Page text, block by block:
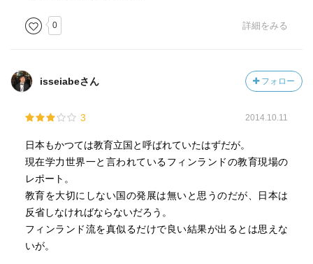
ドと日本の違いは『ちょっとした違いの積み重ね』」なの
かな、と。少なくとも「フィンランドに一度視察に行った
いう印象を受けた。
0 詳細をみる
isseiabeさん フォロー
3 2014.10.11
日本もかつては教育立国と呼ばれていたはずだが。
現在学力世界一と言われているフィンランドの教育現場の
レポート。
教育を大切にしない国の発展は無いと思うのだが、日本は
反省しなければならないだろう。
フィンランド流を真似るだけで良い結果が出るとは思えな
いが。